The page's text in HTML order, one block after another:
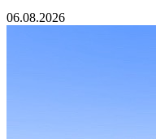
06.08.2026